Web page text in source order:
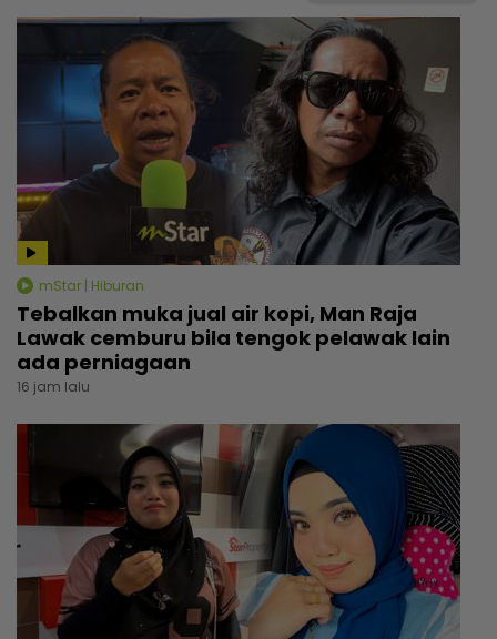
mStar | Hiburan
Tebalkan muka jual air kopi, Man Raja
Lawak cemburu bila tengok pelawak lain
ada perniagaan
16 jam lalu